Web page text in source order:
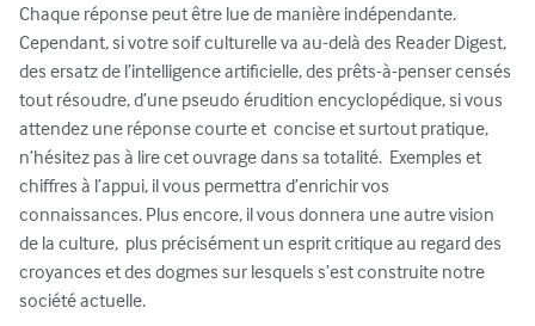
Chaque réponse peut être lue de manière indépendante.
Cependant, si votre soif culturelle va au-delà des Reader Digest,
des ersatz de l’intelligence artificielle, des prêts-à-penser censés
tout résoudre, d’une pseudo érudition encyclopédique, si vous
attendez une réponse courte et  concise et surtout pratique,
n’hésitez pas à lire cet ouvrage dans sa totalité.  Exemples et
chiffres à l’appui, il vous permettra d’enrichir vos
connaissances. Plus encore, il vous donnera une autre vision
de la culture,  plus précisément un esprit critique au regard des
croyances et des dogmes sur lesquels s’est construite notre
société actuelle.